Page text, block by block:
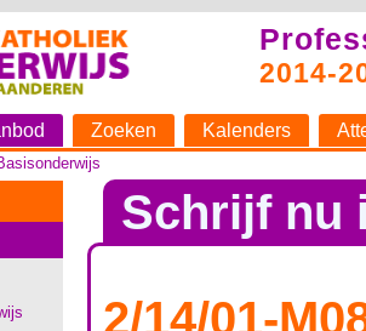
2014-
Zoeken Kalenders
Schrijf nu
2/14/01-